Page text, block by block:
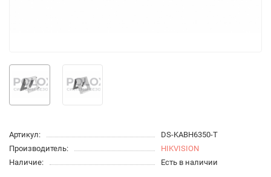
Артикул:
DS-KABH6350-T
Производитель:
HIKVISION
Наличие:
Есть в наличии